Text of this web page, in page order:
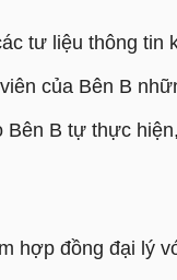
tư liệu thông
của Bên B
Bên B tự thực
hợp đồng đại lý